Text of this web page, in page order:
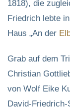
1818), die
Friedrich lebte
Haus „An der
Grab auf dem
Christian
von Wolf Eike
David-